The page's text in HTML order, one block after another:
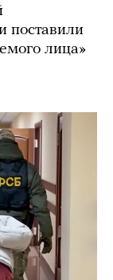
поставили
лица»